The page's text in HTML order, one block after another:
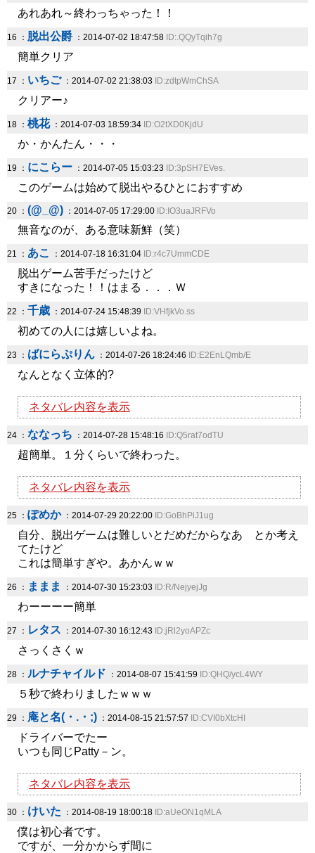
あれあれ～終わっちゃった！！
16 ： 脱出公爵 ：2014-07-02 18:47:58 ID:.QQyTqih7g
簡単クリア
17 ： いちご：2014-07-02 21:38:03 ID:zdtpWmChSA
クリアー♪
18 ： 桃花：2014-07-03 18:59:34 ID:O2tXD0KjdU
か・かんたん・・・
19 ： にこらー ：2014-07-05 15:03:23 ID:3pSH7EVes.
このゲームは始めて脱出やるひとにおすすめ
20 ： (@_@) ：2014-07-05 17:29:00 ID:IO3uaJRFVo
無音なのが、ある意味新鮮（笑）
21 ： あこ ：2014-07-18 16:31:04 ID:r4c7UmmCDE
脱出ゲーム苦手だったけど
すきになった！！はまる．．．Ｗ
22 ： 千歳 ：2014-07-24 15:48:39 ID:VHfjkVo.ss
初めての人には嬉しいよね。
23 ： ばにらぷりん ：2014-07-26 18:24:46 ID:E2EnLQmb/E
なんとなく立体的?
ネタバレ内容を表示
24 ： ななっち ：2014-07-28 15:48:16 ID:Q5rat7odTU
超簡単。１分くらいで終わった。
ネタバレ内容を表示
25 ： ぽめか：2014-07-29 20:22:00 ID:GoBhPiJ1ug
自分、脱出ゲームは難しいとだめだからなあ とか考え
てたけど
これは簡単すぎや。あかんｗｗ
26 ： ままま ：2014-07-30 15:23:03 ID:R/NejyejJg
わーーーー簡単
27 ： レタス ：2014-07-30 16:12:43 ID:jRl2yoAPZc
さっくさくｗ
28 ： ルナチャイルド ：2014-08-07 15:41:59 ID:QHQ/ycL4WY
５秒で終わりましたｗｗｗ
29 ： 庵と名(・.・;) ：2014-08-15 21:57:57 ID:CVI0bXtcHI
ドライバーでたー
いつも同じPatty－ン。
ネタバレ内容を表示
30 ： けいた ：2014-08-19 18:00:18 ID:aUeON1qMLA
僕は初心者です。
ですが、一分かからず間に